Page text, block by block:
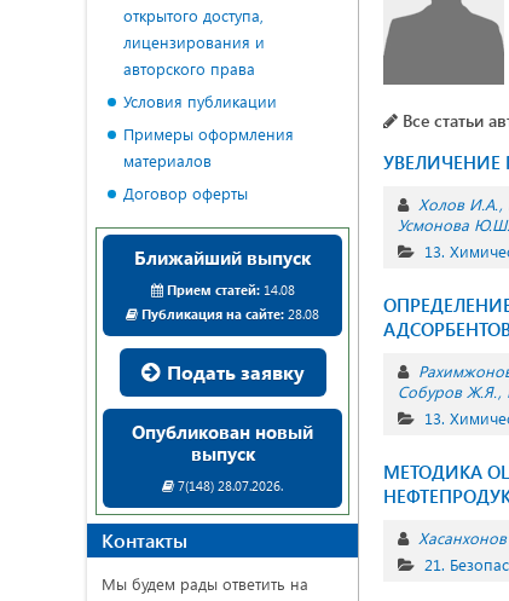
Все статьи
УВЕЛИЧЕНИЕ
Холов И.А.
Усмонова Ю.Ш.
13.
Собуров Ж.Я.
13.
МЕТОДИКА
21.
открытого доступа,
лицензирования и
авторского права
Условия публикации
Примеры оформления
материалов
Договор оферты
Ближайший выпуск
Прием статей:14.08
Публикация на сайте: 28.08
Подать заявку
Опубликован новый
выпуск
7(148) 28.07.2026.
Контакты
Мы будем рады ответить на